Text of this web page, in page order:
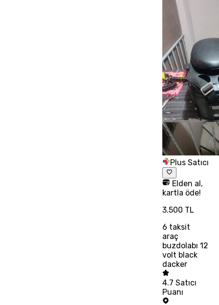
Plus Satıcı
Elden al,
kartla öde!
3.500 TL
6 taksit
araç
buzdolabı 12
volt black
dacker
4.7 Satıcı
Puanı